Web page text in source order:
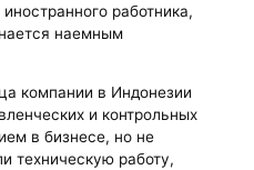
работника,
наемным
компании в Индонезии
и контрольных
в бизнесе, но не
техническую работу,